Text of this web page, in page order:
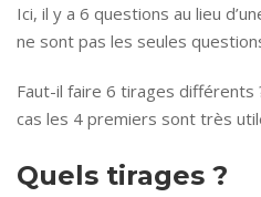
Ici, il y a 6 questions au lieu
ne sont pas les seules
Faut-il faire 6 tirages différents
cas les 4 premiers sont très
Quels tirages ?